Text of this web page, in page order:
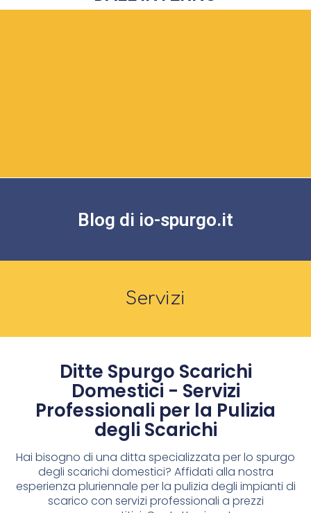
Blog di io-spurgo.it
Servizi
Ditte Spurgo Scarichi
Domestici - Servizi
Professionali per la Pulizia
degli Scarichi
Hai bisogno di una ditta specializzata per lo spurgo
degli scarichi domestici? Affidati alla nostra
esperienza pluriennale per la pulizia degli impianti di
scarico con servizi professionali a prezzi